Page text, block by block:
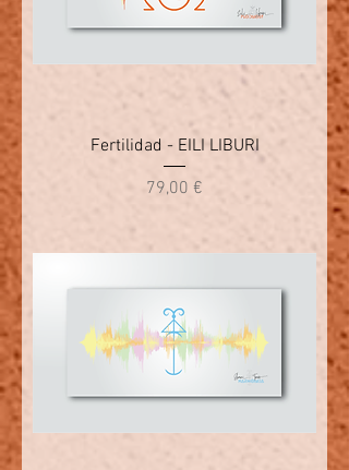
Fertilidad - EILI LIBURI
Precio
79,00 €